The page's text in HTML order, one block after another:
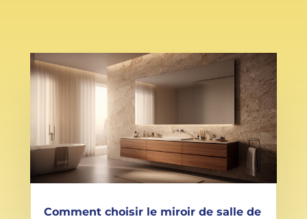
Comment choisir le miroir de salle de